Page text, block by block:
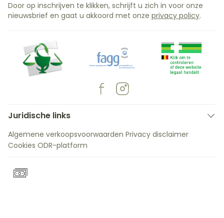
Door op inschrijven te klikken, schrijft u zich in voor onze
nieuwsbrief en gaat u akkoord met onze privacy policy.
Juridische links
Algemene verkoopsvoorwaarden Privacy disclaimer
Cookies ODR-platform